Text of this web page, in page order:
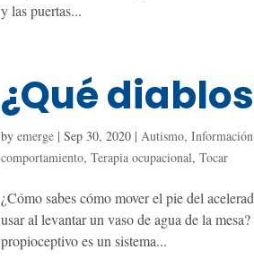
y las puertas...
¿Qué
byemerge |Sep 30, 2020 |Autismo,
comportamiento,Terapia ocupacional,Tocar
¿Cómo sabes cómo mover el pie del
usar al levantar un vaso de agua de la
propioceptivo es un sistema...